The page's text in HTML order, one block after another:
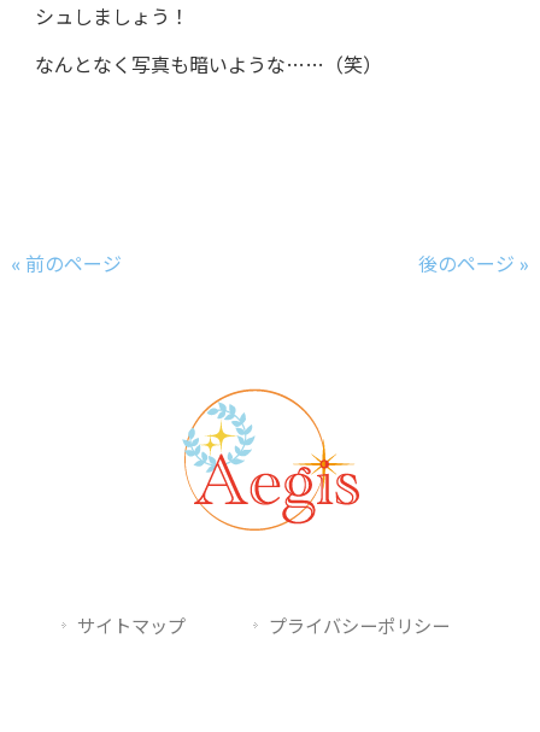
シュしましょう！
なんとなく写真も暗いような……（笑）
« 前のページ 後のページ »
サイトマップ プライバシーポリシー